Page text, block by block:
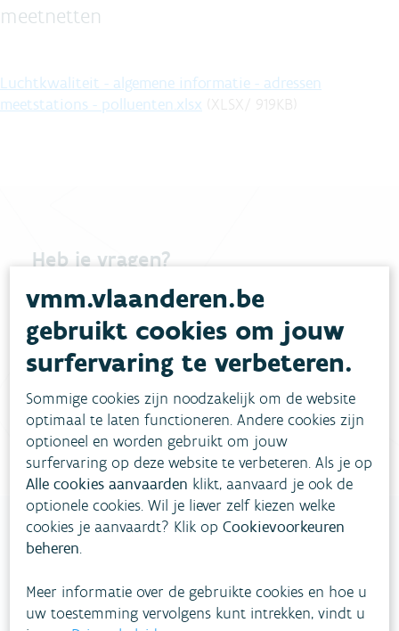
meetnetten
Luchtkwaliteit - algemene informatie - adressen
meetstations - polluenten.xlsx ( XLSX / 919KB)
Heb je vragen?
meestgestelde vragen
Niet gevonden wat je zocht? Vul ons
contactformulier in
Bel gratis 1700
MILIEUMAATSCHAPPIJ
vmm.vlaanderen.be
gebruikt cookies om jouw
surfervaring te verbeteren.
Sommige cookies zijn noodzakelijk om de website
optimaal te laten functioneren. Andere cookies zijn
optioneel en worden gebruikt om jouw
surfervaring op deze website te verbeteren. Als je op
Alle cookies aanvaarden klikt, aanvaard je ook de
optionele cookies. Wil je liever zelf kiezen welke
cookies je aanvaardt? Klik opCookievoorkeuren
beheren.
Meer informatie over de gebruikte cookies en hoe u
uw toestemming vervolgens kunt intrekken, vindt u